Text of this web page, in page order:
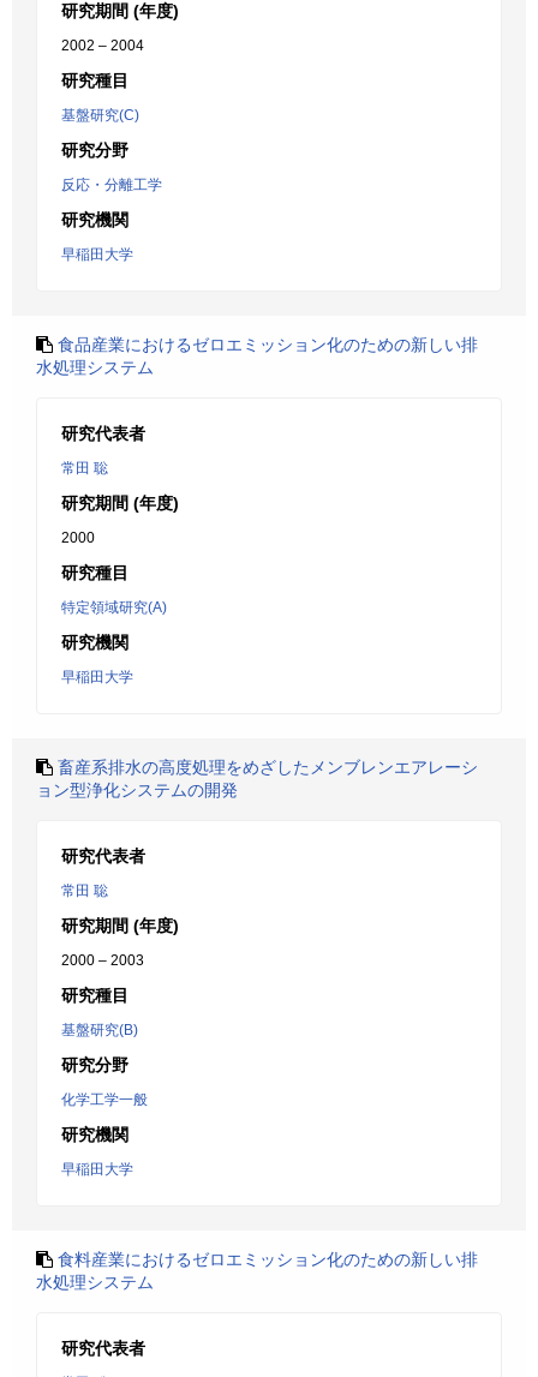
研究期間 (年度)
2002 – 2004
研究種目
基盤研究(C)
研究分野
反応・分離工学
研究機関
早稲田大学
食品産業におけるゼロエミッション化のための新しい排
水処理システム
研究代表者
常田 聡
研究期間 (年度)
2000
研究種目
特定領域研究(A)
研究機関
早稲田大学
畜産系排水の高度処理をめざしたメンブレンエアレーシ
ョン型浄化システムの開発
研究代表者
常田 聡
研究期間 (年度)
2000 – 2003
研究種目
基盤研究(B)
研究分野
化学工学一般
研究機関
早稲田大学
食料産業におけるゼロエミッション化のための新しい排
水処理システム
研究代表者